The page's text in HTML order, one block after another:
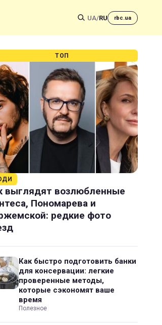
UA/RU rbc.ua
ТОП
выглядят возлюбленные
Пономарева и
редкие фото
Как быстро подготовить банки
для консервации: легкие
проверенные методы,
которые сэкономят ваше
время
Полезное